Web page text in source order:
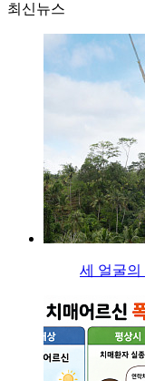
최신뉴스
세 얼굴